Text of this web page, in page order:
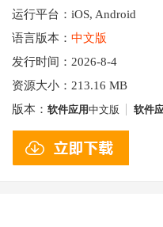
运行平台：iOS, Android
语言版本： 中文版
发行时间：2026-8-4
资源大小： 213.16 MB
版本： 软件应用中文版 软件
用中文版